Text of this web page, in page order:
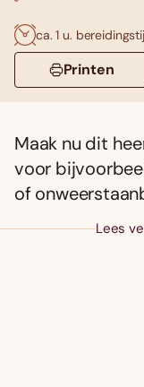
ca. 1 u.
Printen
Maak nu dit
voor
of
Lees